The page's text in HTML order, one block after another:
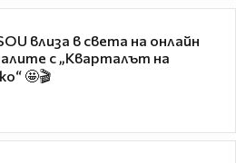
влиза в света на онлайн
с „Кварталът на
🤩🎬